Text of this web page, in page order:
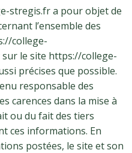
stregis.fr a pour objet de
l’ensemble des
college-
le site https://college-
précises que possible.
responsable des
carences dans la mise à
ou du fait des tiers
ces informations. En
postées, le site et son